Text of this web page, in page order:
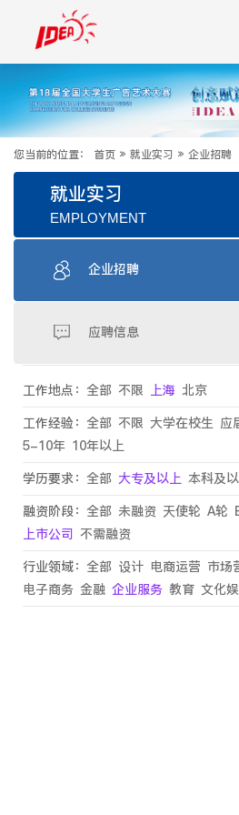
您当前的位置： 首页 » 就业实习 » 企业招聘
就业实习
EMPLOYMENT
企业招聘
应聘信息
工作地点： 全部 不限 上海 北京
工作经验： 全部 不限 大学在校生 应
5-10年 10年以上
学历要求： 全部 大专及以上 本科及
融资阶段： 全部 未融资 天使轮 A轮
上市公司 不需融资
行业领域： 全部 设计 电商运营 市场
电子商务 金融 企业服务 教育 文化